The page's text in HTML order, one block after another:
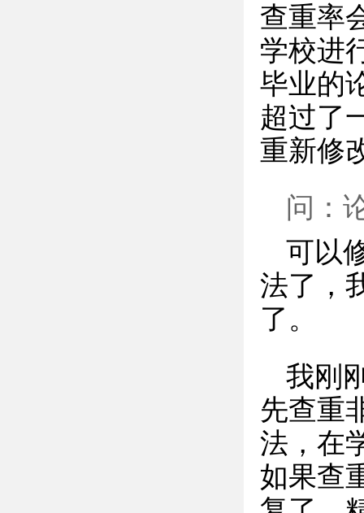
查重率
学校进
毕业的
超过了
重新修
问：
可以
法了，
了。
我刚
先查重
法，在
如果查